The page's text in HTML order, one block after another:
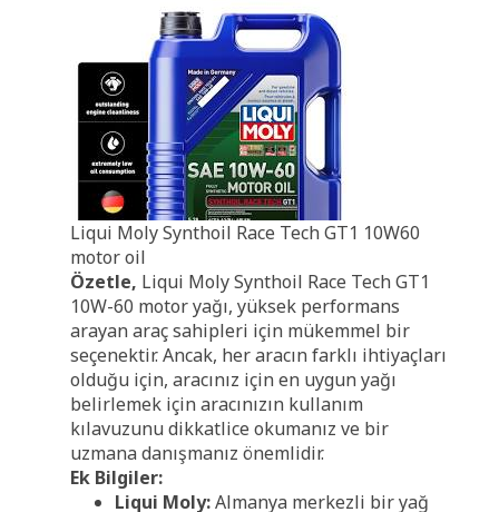
Liqui Moly Synthoil Race Tech GT1 10W60
motor oil
Özetle, Liqui Moly Synthoil Race Tech GT1
10W-60 motor yağı, yüksek performans
arayan araç sahipleri için mükemmel bir
seçenektir. Ancak, her aracın farklı ihtiyaçları
olduğu için, aracınız için en uygun yağı
belirlemek için aracınızın kullanım
kılavuzunu dikkatlice okumanız ve bir
uzmana danışmanız önemlidir.
Ek Bilgiler:
Liqui Moly:Almanya merkezli bir yağ